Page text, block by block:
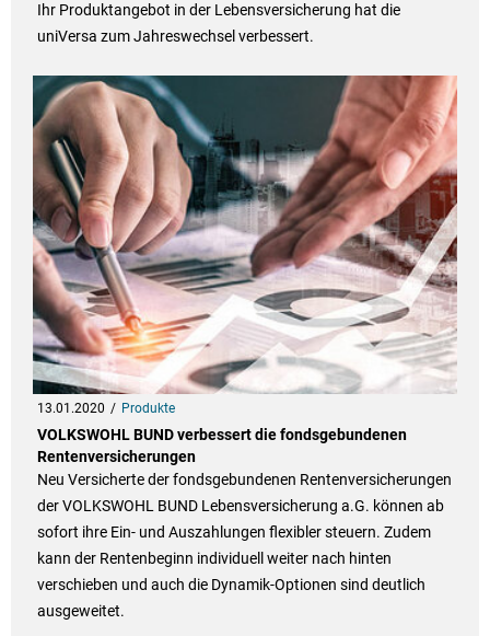
Ihr Produktangebot in der Lebensversicherung hat die
uniVersa zum Jahreswechsel verbessert.
13.01.2020 Produkte
VOLKSWOHL BUND verbessert die fondsgebundenen
Rentenversicherungen
Neu Versicherte der fondsgebundenen Rentenversicherungen
der VOLKSWOHL BUND Lebensversicherung a.G. können ab
sofort ihre Ein- und Auszahlungen flexibler steuern. Zudem
kann der Rentenbeginn individuell weiter nach hinten
verschieben und auch die Dynamik-Optionen sind deutlich
ausgeweitet.